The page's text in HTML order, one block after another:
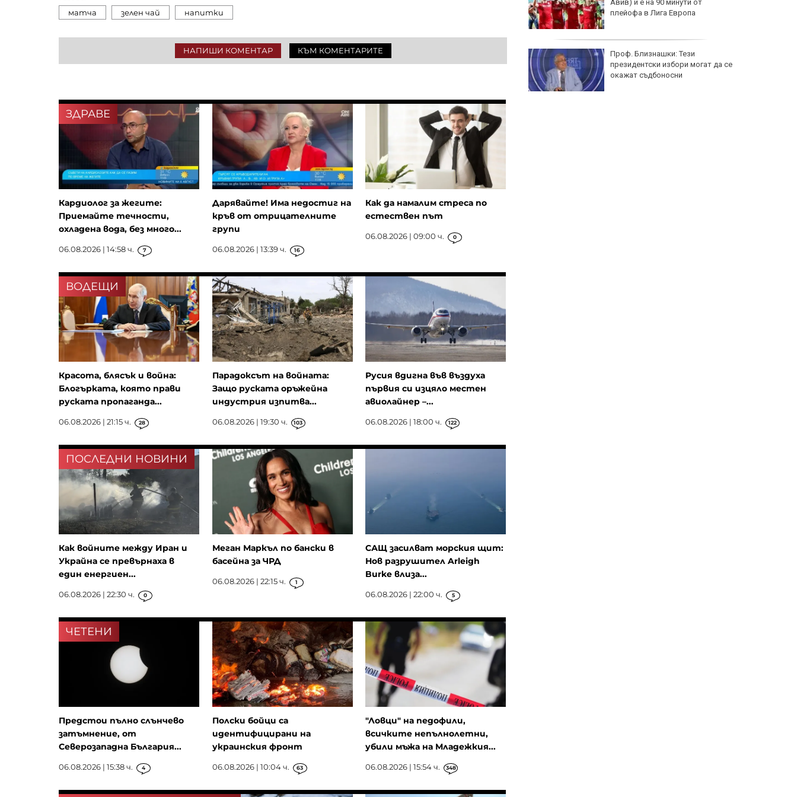
матча зелен чай напитки
НАПИШИ КОМЕНТАР КЪМ КОМЕНТАРИТЕ
допълнителна финансова
Авив) и е на 90 минути от
плейофа в Лига Европа
Проф. Близнашки: Тези
президентски избори могат да се
окажат съдбоносни
ЗДРАВЕ
Кардиолог за жегите:
Приемайте течности,
охладена вода, без много...
06.08.2026 | 14:58 ч. 7
Дарявайте! Има недостиг на
кръв от отрицателните
групи
06.08.2026 | 13:39 ч. 16
Как да намалим стреса по
естествен път
06.08.2026 | 09:00 ч. 0
ВОДЕЩИ
Красота, блясък и война:
Блогърката, която прави
руската пропаганда...
06.08.2026 | 21:15 ч. 28
Парадоксът на войната:
Защо руската оръжейна
индустрия изпитва...
06.08.2026 | 19:30 ч. 103
Русия вдигна във въздуха
първия си изцяло местен
авиолайнер –...
06.08.2026 | 18:00 ч. 122
ПОСЛЕДНИ НОВИНИ
Как войните между Иран и
Украйна се превърнаха в
един енергиен...
06.08.2026 | 22:30 ч. 0
Меган Маркъл по бански в
басейна за ЧРД
06.08.2026 | 22:15 ч. 1
САЩ засилват морския щит:
Нов разрушител Arleigh
Burke влиза...
06.08.2026 | 22:00 ч. 5
ЧЕТЕНИ
Предстои пълно слънчево
затъмнение, от
Северозападна България...
06.08.2026 | 15:38 ч. 4
Полски бойци са
идентифицирани на
украинския фронт
06.08.2026 | 10:04 ч. 63
"Ловци" на педофили,
всичките непълнолетни,
убили мъжа на Младежкия...
06.08.2026 | 15:54 ч. 348